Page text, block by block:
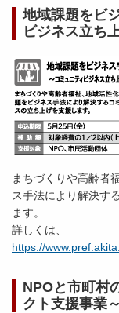
地域課題をビ
ビジネス立ち
まちづくりや高齢者
ス手法により解決す
ます。
詳しくは、
https://
NPOと市町村
クト支援事業～